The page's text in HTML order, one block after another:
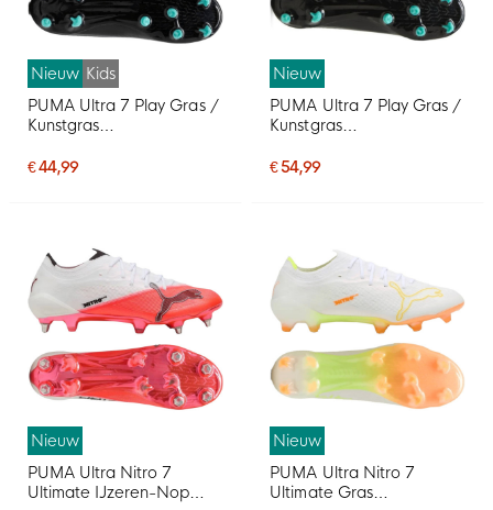
Nieuw Kids
PUMA Ultra 7 Play Gras /
Kunstgras
Kids Zwart Intense Mint
€ 44,99
Nieuw
PUMA Ultra 7 Play Gras /
Kunstgras
Zwart Intense Mint
€ 54,99
Nieuw
PUMA Ultra Nitro 7
Ultimate IJzeren-Nop
Nieuw
PUMA Ultra Nitro 7
Ultimate Gras